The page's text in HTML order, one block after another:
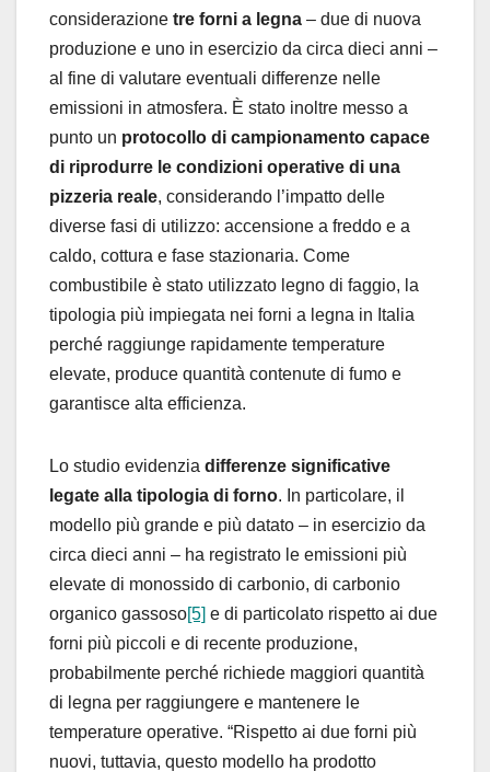
considerazione tre forni a legna – due di nuova
produzione e uno in esercizio da circa dieci anni –
al fine di valutare eventuali differenze nelle
emissioni in atmosfera. È stato inoltre messo a
punto un protocollo di campionamento capace
di riprodurre le condizioni operative di una
pizzeria reale, considerando l’impatto delle
diverse fasi di utilizzo: accensione a freddo e a
caldo, cottura e fase stazionaria. Come
combustibile è stato utilizzato legno di faggio, la
tipologia più impiegata nei forni a legna in Italia
perché raggiunge rapidamente temperature
elevate, produce quantità contenute di fumo e
garantisce alta efficienza.
Lo studio evidenzia differenze significative
legate alla tipologia di forno. In particolare, il
modello più grande e più datato – in esercizio da
circa dieci anni – ha registrato le emissioni più
elevate di monossido di carbonio, di carbonio
organico gassoso[5] e di particolato rispetto ai due
forni più piccoli e di recente produzione,
probabilmente perché richiede maggiori quantità
di legna per raggiungere e mantenere le
temperature operative. “Rispetto ai due forni più
nuovi, tuttavia, questo modello ha prodotto